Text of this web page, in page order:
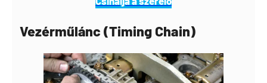
Vezérműlánc (Timing Chain)